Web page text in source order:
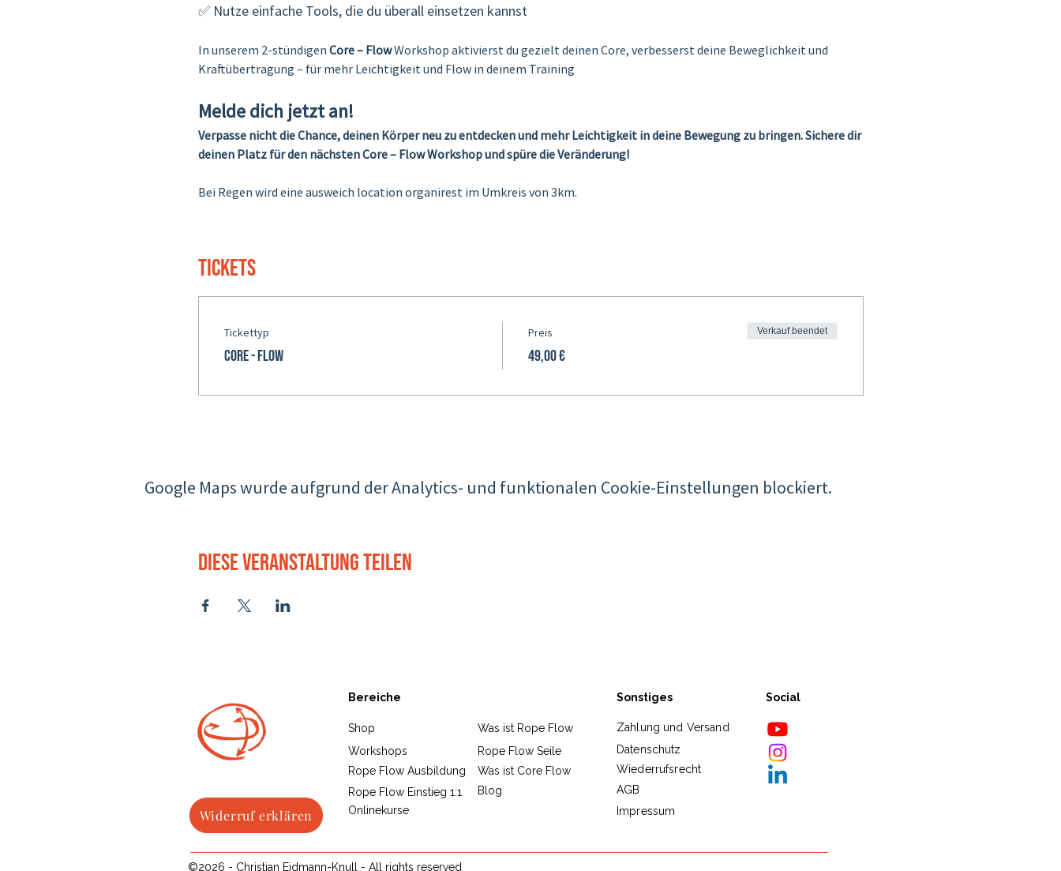
✅ Nutze einfache Tools, die du überall einsetzen kannst
In unserem 2-stündigen Core – Flow Workshop aktivierst du gezielt deinen Core, verbesserst deine Beweglichkeit und
Kraftübertragung – für mehr Leichtigkeit und Flow in deinem Training
Melde dich jetzt an!
Verpasse nicht die Chance, deinen Körper neu zu entdecken und mehr Leichtigkeit in deine Bewegung zu bringen. Sichere dir
deinen Platz für den nächsten Core – Flow Workshop und spüre die Veränderung!
Bei Regen wird eine ausweich location organirest im Umkreis von 3km.
Tickets
Tickettyp
Core - Flow
Preis
49,00 €
Verkauf beendet
Google Maps wurde aufgrund der Analytics- und funktionalen Cookie-Einstellungen blockiert.
Diese Veranstaltung teilen
Widerruf erklären
Bereiche
Shop
Workshops
Rope Flow Ausbildung
Rope Flow Einstieg 1:1
Was ist Rope Flow
Rope Flow Seile
Was ist Core Flow
Blog
Onlinekurse
Sonstiges
Zahlung und Versand
Datenschutz
Wiederrufsrecht
AGB
Impressum
Social
©2026 - Christian Eidmann-Knull - All rights reserved